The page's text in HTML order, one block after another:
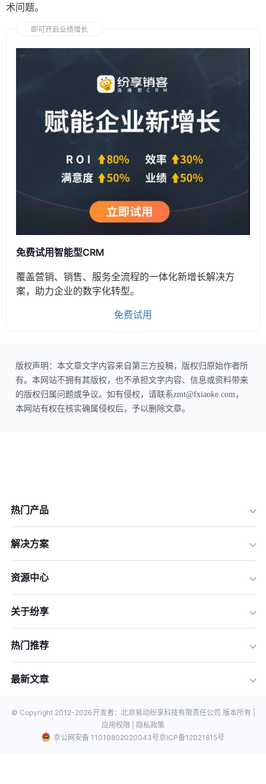
术问题。
即可开启业绩增长
免费试用智能型CRM
覆盖营销、销售、服务全流程的一体化新增长解决方
案，助力企业的数字化转型。
免费试用
版权声明：本文章文字内容来自第三方投稿，版权归原始作者所
有。本网站不拥有其版权，也不承担文字内容、信息或资料带来
的版权归属问题或争议。如有侵权，请联系zmt@fxiaoke.com，
本网站有权在核实确属侵权后，予以删除文章。
热门产品
解决方案
资源中心
关于纷享
热门推荐
最新文章
© Copyright 2012-2026开发者：北京易动纷享科技有限责任公司 版本所有 |
应用权限 |
隐私政策
京公网安备 11010802020043号京ICP备12021815号